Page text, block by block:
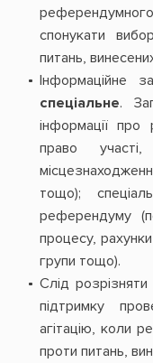
спонукати
питань,
Інформаційне
спеціальне.
інформації
право
тощо);
референдуму
процесу, рахунки
групи тощо).
Слід розрізняти
підтримку
агітацію, коли
проти питань,